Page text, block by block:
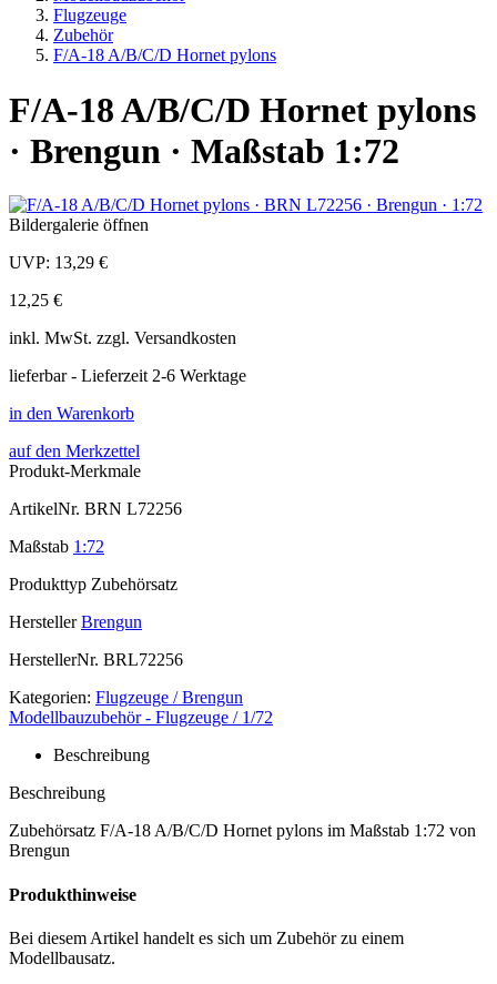
Flugzeuge
Zubehör
F/A-18 A/B/C/D Hornet pylons
F/A-18 A/B/C/D Hornet pylons
· Brengun · Maßstab 1:72
Bildergalerie öffnen
UVP: 13,29 €
12,25 €
inkl. MwSt. zzgl. Versandkosten
lieferbar - Lieferzeit 2-6 Werktage
in den Warenkorb
auf den Merkzettel
Produkt-Merkmale
ArtikelNr. BRN L72256
Maßstab 1:72
Produkttyp Zubehörsatz
Hersteller Brengun
HerstellerNr. BRL72256
Kategorien: Flugzeuge / Brengun
Modellbauzubehör - Flugzeuge / 1/72
Beschreibung
Beschreibung
Zubehörsatz F/A-18 A/B/C/D Hornet pylons im Maßstab 1:72 von
Brengun
Produkthinweise
Bei diesem Artikel handelt es sich um Zubehör zu einem
Modellbausatz.